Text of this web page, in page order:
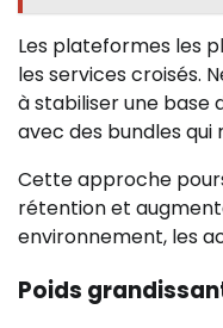
Les plateformes les
les services croisés.
à stabiliser une base
avec des bundles
Cette approche
rétention et
environnement, les
Poids